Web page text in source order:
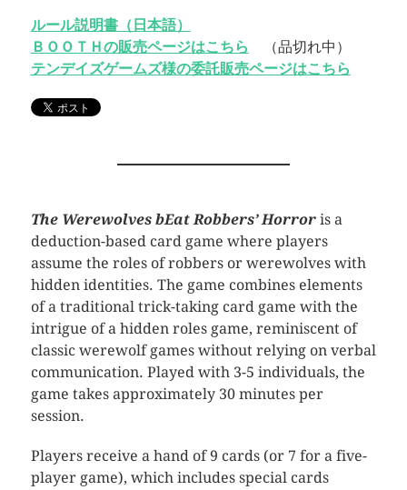
ルール説明書（日本語）
ＢＯＯＴＨの販売ページはこちら （品切れ中）
テンデイズゲームズ様の委託販売ページはこちら
The Werewolves bEat Robbers’ Horroris a
deduction-based card game where players
assume the roles of robbers or werewolves with
hidden identities. The game combines elements
of a traditional trick-taking card game with the
intrigue of a hidden roles game, reminiscent of
classic werewolf games without relying on verbal
communication. Played with 3-5 individuals, the
game takes approximately 30 minutes per
session.
Players receive a hand of 9 cards (or 7 for a five-
player game), which includes special cards